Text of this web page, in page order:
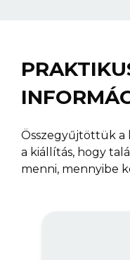
Összegyűjtöttük a
a kiállítás, hogy
menni, mennyibe